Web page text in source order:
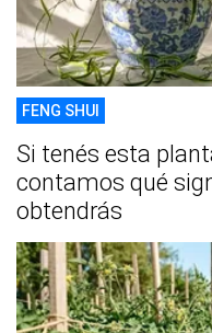
FENG SHUI
Si tenés esta
contamos qué
obtendrás